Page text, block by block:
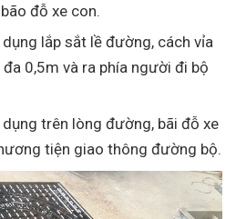
đỗ xe con.
lắp sắt lề đường, cách vỉa
0,5m và ra phía người đi bộ
trên lòng đường, bãi đỗ xe
tiện giao thông đường bộ.